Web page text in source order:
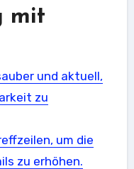
mit
und aktuell,
zu
um die
zu erhöhen.